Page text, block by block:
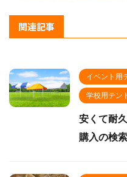
関連記事
イベント用
学校用テン
安くて耐
購入の検